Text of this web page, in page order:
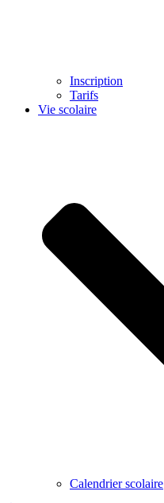
Inscription
Tarifs
Vie scolaire
Calendrier scolaire